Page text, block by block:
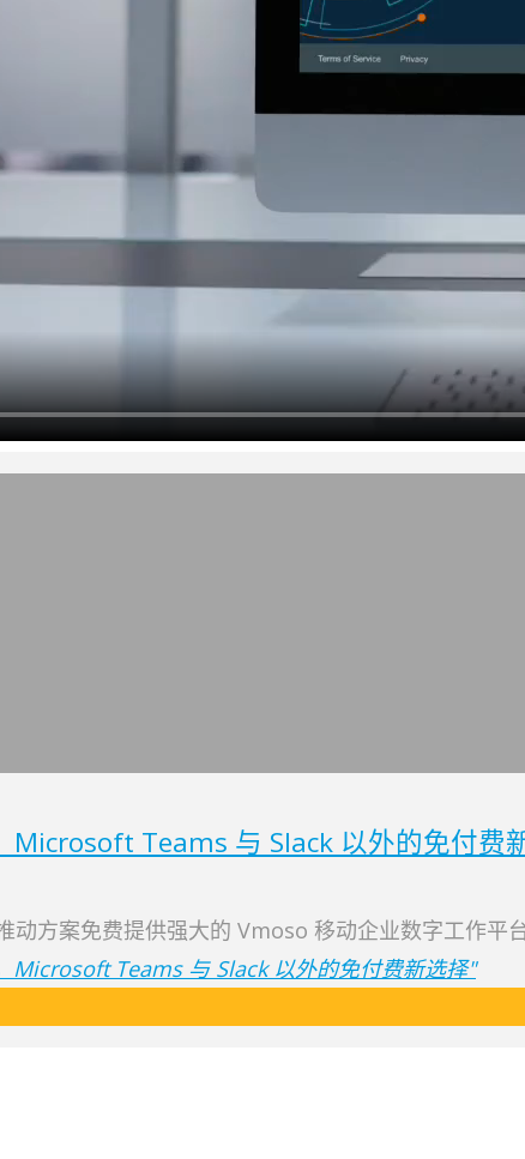
Teams 与 Slack 以外的免付费
方案免费提供强大的 Vmoso 移动企业数字工作平
Microsoft Teams 与 Slack 以外的免付费新选择"